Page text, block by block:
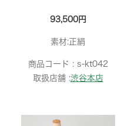
93,500円
素材:正絹
商品コード : s-kt042
取扱店舗 :渋谷本店